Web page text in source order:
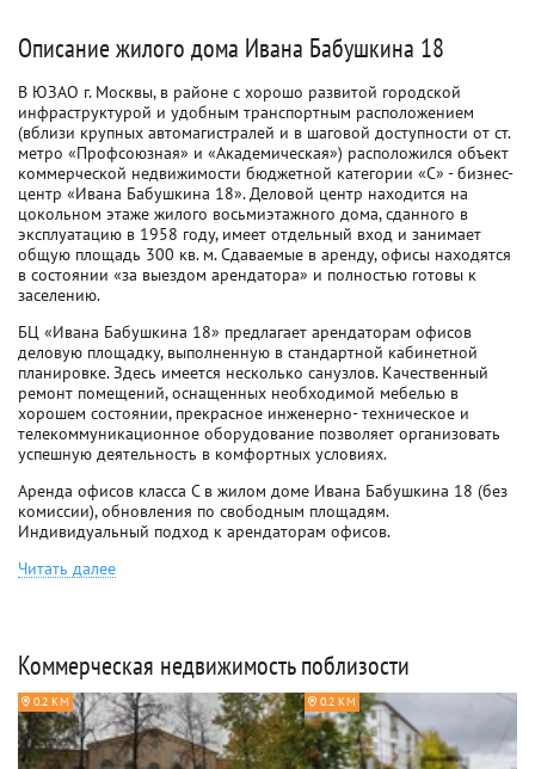
Описание жилого дома Ивана Бабушкина 18
В ЮЗАО г. Москвы, в районе с хорошо развитой городской
инфраструктурой и удобным транспортным расположением
(вблизи крупных автомагистралей и в шаговой доступности от ст.
метро «Профсоюзная» и «Академическая») расположился объект
коммерческой недвижимости бюджетной категории «С» - бизнес-
центр «Ивана Бабушкина 18». Деловой центр находится на
цокольном этаже жилого восьмиэтажного дома, сданного в
эксплуатацию в 1958 году, имеет отдельный вход и занимает
общую площадь 300 кв. м. Сдаваемые в аренду, офисы находятся
в состоянии «за выездом арендатора» и полностью готовы к
заселению.
БЦ «Ивана Бабушкина 18» предлагает арендаторам офисов
деловую площадку, выполненную в стандартной кабинетной
планировке. Здесь имеется несколько санузлов. Качественный
ремонт помещений, оснащенных необходимой мебелью в
хорошем состоянии, прекрасное инженерно- техническое и
телекоммуникационное оборудование позволяет организовать
успешную деятельность в комфортных условиях.
Аренда офисов класса C в жилом доме Ивана Бабушкина 18 (без
комиссии), обновления по свободным площадям.
Индивидуальный подход к арендаторам офисов.
Читать далее
Коммерческая недвижимость поблизости
0.2 КМ 0.2 КМ